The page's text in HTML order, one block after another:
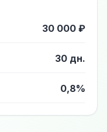
30 000 ₽
30 дн.
0,8%